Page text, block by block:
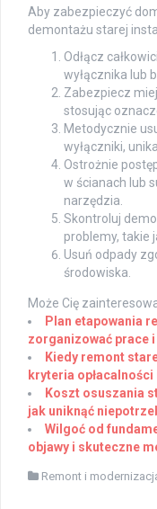
Aby zabezpieczyć
demontażu starej
Odłącz
wyłącznika lub
Zabezpiecz
stosując
Metodycznie
wyłączniki,
Ostrożnie
w ścianach lub
narzędzia.
Skontroluj
problemy, takie
Usuń odpady
środowiska.
Może Cię
Plan etapowania
zorganizować prace
Kiedy remont
kryteria
Koszt osuszania
jak uniknąć
Wilgoć od
objawy i skuteczne
Remont i